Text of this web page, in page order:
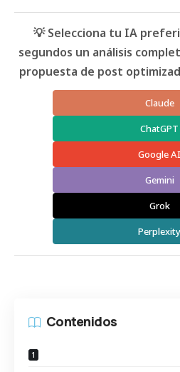
💡 Selecciona tu IA
segundos un análisis
propuesta de post
Claude
ChatGPT
Google AI
Gemini
Grok
Perplexity
Contenidos